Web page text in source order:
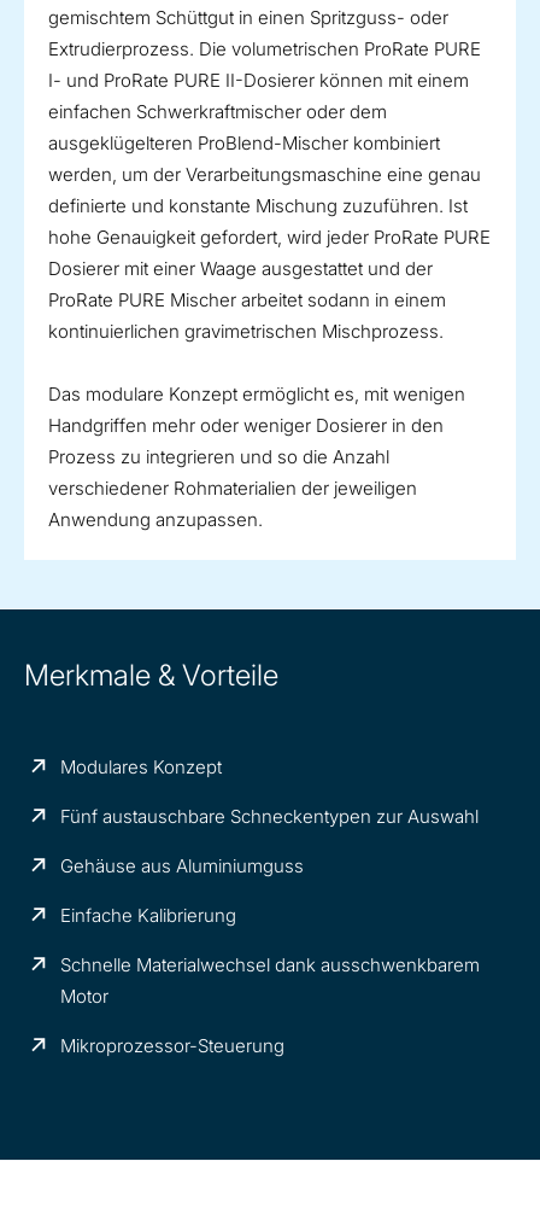
gemischtem Schüttgut in einen Spritzguss- oder
Extrudierprozess. Die volumetrischen ProRate PURE
I- und ProRate PURE II-Dosierer können mit einem
einfachen Schwerkraftmischer oder dem
ausgeklügelteren ProBlend-Mischer kombiniert
werden, um der Verarbeitungsmaschine eine genau
definierte und konstante Mischung zuzuführen. Ist
hohe Genauigkeit gefordert, wird jeder ProRate PURE
Dosierer mit einer Waage ausgestattet und der
ProRate PURE Mischer arbeitet sodann in einem
kontinuierlichen gravimetrischen Mischprozess.
Das modulare Konzept ermöglicht es, mit wenigen
Handgriffen mehr oder weniger Dosierer in den
Prozess zu integrieren und so die Anzahl
verschiedener Rohmaterialien der jeweiligen
Anwendung anzupassen.
Merkmale & Vorteile
Modulares Konzept
Fünf austauschbare Schneckentypen zur Auswahl
Gehäuse aus Aluminiumguss
Einfache Kalibrierung
Schnelle Materialwechsel dank ausschwenkbarem
Motor
Mikroprozessor-Steuerung